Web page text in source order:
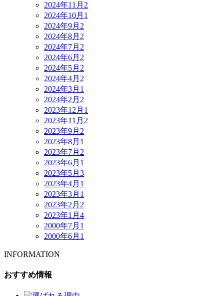
2024年11月 2
2024年10月 1
2024年9月 2
2024年8月 2
2024年7月 2
2024年6月 2
2024年5月 2
2024年4月 2
2024年3月 1
2024年2月 2
2023年12月 1
2023年11月 2
2023年9月 2
2023年8月 1
2023年7月 2
2023年6月 1
2023年5月 3
2023年4月 1
2023年3月 1
2023年2月 2
2023年1月 4
2000年7月 1
2000年6月 1
INFORMATION
おすすめ情報